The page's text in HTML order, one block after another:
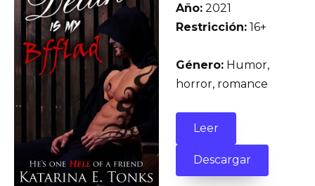
Año: 2021
Restricción: 16+
Género: Humor,
horror, romance
Leer
Descargar